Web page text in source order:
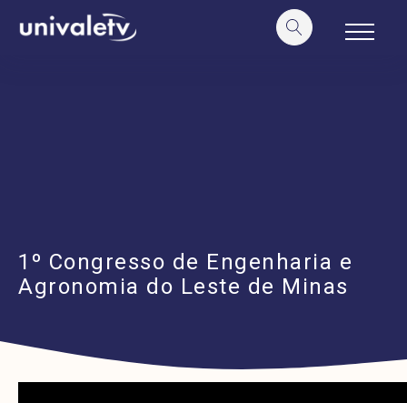
conteúdo
1º Congresso de Engenharia e
Agronomia do Leste de Minas